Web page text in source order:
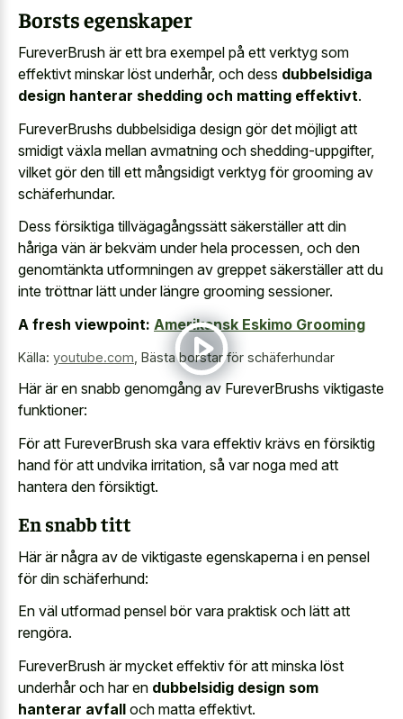
Borsts egenskaper
FureverBrush är ett bra exempel på ett verktyg som
effektivt minskar löst underhår, och dess dubbelsidiga
design hanterar shedding och matting effektivt.
FureverBrushs dubbelsidiga design gör det möjligt att
smidigt växla mellan avmatning och shedding-uppgifter,
vilket gör den till ett mångsidigt verktyg för grooming av
schäferhundar.
Dess försiktiga tillvägagångssätt säkerställer att din
håriga vän är bekväm under hela processen, och den
genomtänkta utformningen av greppet säkerställer att du
inte tröttnar lätt under längre grooming sessioner.
A fresh viewpoint: Amerikansk Eskimo Grooming
Källa: youtube.com Bästa borstar för schäferhundar
Här är en snabb genomgång av FureverBrushs viktigaste
funktioner:
För att FureverBrush ska vara effektiv krävs en försiktig
hand för att undvika irritation, så var noga med att
hantera den försiktigt.
En snabb titt
Här är några av de viktigaste egenskaperna i en pensel
för din schäferhund:
En väl utformad pensel bör vara praktisk och lätt att
rengöra.
FureverBrush är mycket effektiv för att minska löst
underhår och har en dubbelsidig design som
hanterar avfall och matta effektivt.